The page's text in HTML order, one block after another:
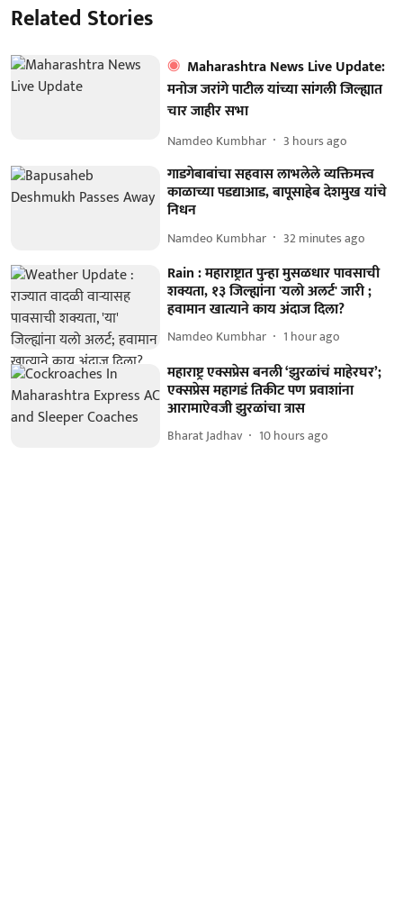
Related Stories
Maharashtra News Live Update:
मनोज जरांगे पाटील यांच्या सांगली जिल्ह्यात
चार जाहीर सभा
Namdeo Kumbhar 3 hours ago
गाडगेबाबांचा सहवास लाभलेले व्यक्तिमत्त्व
काळाच्या पडद्याआड, बापूसाहेब देशमुख यांचे
निधन
Namdeo Kumbhar 32 minutes ago
Rain : महाराष्ट्रात पुन्हा मुसळधार पावसाची
शक्यता, १३ जिल्ह्यांना 'यलो अलर्ट' जारी ;
हवामान खात्याने काय अंदाज दिला?
Namdeo Kumbhar 1 hour ago
महाराष्ट्र एक्सप्रेस बनली ‘झुरळांचं माहेरघर’;
एक्सप्रेस महागडं तिकीट पण प्रवाशांना
आरामाऐवजी झुरळांचा त्रास
Bharat Jadhav 10 hours ago